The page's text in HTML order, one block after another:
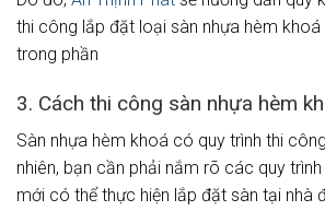
thi công lắp đặt loại sàn nhựa hèm
trong phần
3. Cách thi công sàn nhựa hèm
Sàn nhựa hèm khoá có quy trình thi
nhiên, bạn cần phải nắm rõ các quy
mới có thể thực hiện lắp đặt sàn tại nhà